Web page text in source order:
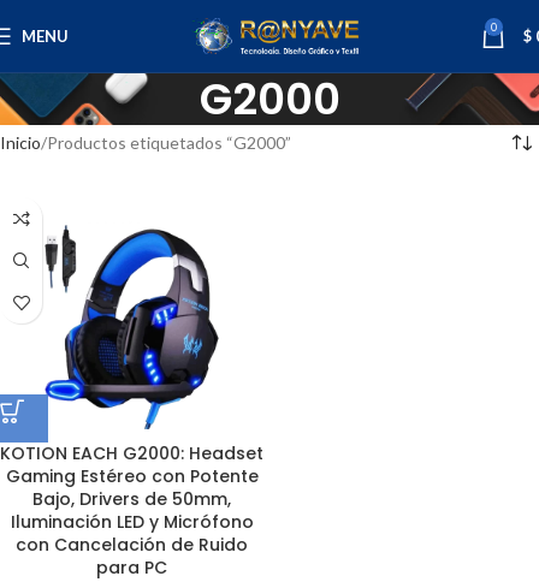
MENU 0 $
G2000
Inicio Productos etiquetados “G2000”
KOTION EACH G2000: Headset
Gaming Estéreo con Potente
Bajo, Drivers de 50mm,
Iluminación LED y Micrófono
con Cancelación de Ruido
para PC